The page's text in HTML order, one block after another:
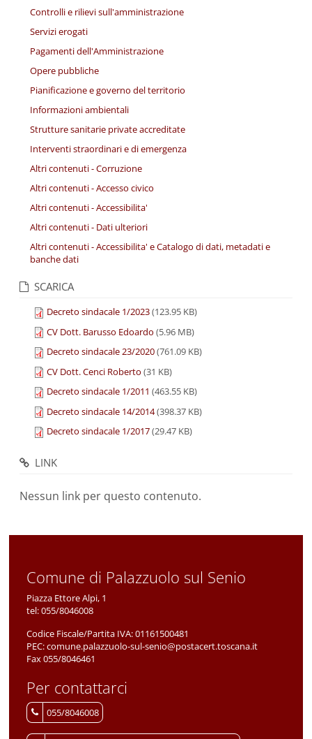
Controlli e rilievi sull'amministrazione
Servizi erogati
Pagamenti dell'Amministrazione
Opere pubbliche
Pianificazione e governo del territorio
Informazioni ambientali
Strutture sanitarie private accreditate
Interventi straordinari e di emergenza
Altri contenuti - Corruzione
Altri contenuti - Accesso civico
Altri contenuti - Accessibilita'
Altri contenuti - Dati ulteriori
Altri contenuti - Accessibilita' e Catalogo di dati, metadati e
banche dati
SCARICA
Decreto sindacale 1/2023(123.95 KB)
CV Dott. Barusso Edoardo (5.96 MB)
Decreto sindacale 23/2020(761.09 KB)
CV Dott. Cenci Roberto (31 KB)
Decreto sindacale 1/2011 (463.55 KB)
Decreto sindacale 14/2014(398.37 KB)
Decreto sindacale 1/2017(29.47 KB)
LINK
Nessun link per questo contenuto.
Comune di Palazzuolo sul Senio
Piazza Ettore Alpi, 1
tel:055/8046008
Codice Fiscale/Partita IVA:01161500481
PEC:comune.palazzuolo-sul-senio@postacert.toscana.it
Fax 055/8046461
Per contattarci
055/8046008